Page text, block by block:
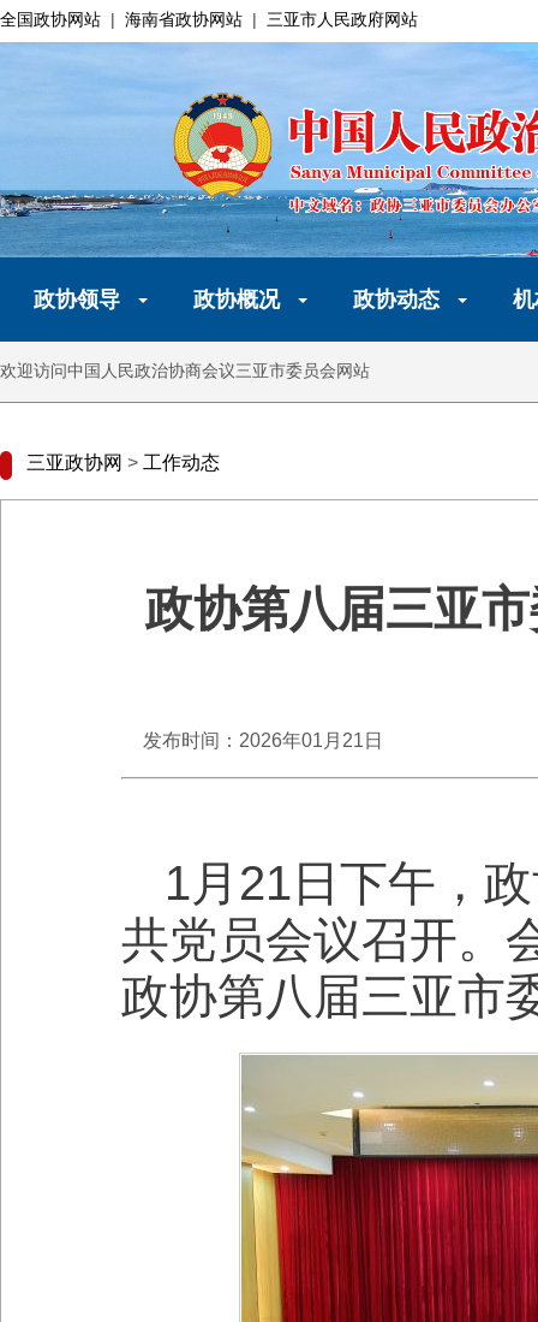
全国政协网站 | 海南省政协网站 | 三亚市人民政府网站
政协领导 政协概况 政协动态
欢迎访问中国人民政治协商会议三亚市委员会网站
三亚政协网 > 工作动态
政协第八届三亚
发布时间：2026年01月21日
1月21日下午，
共党员会议召开。
政协第八届三亚市